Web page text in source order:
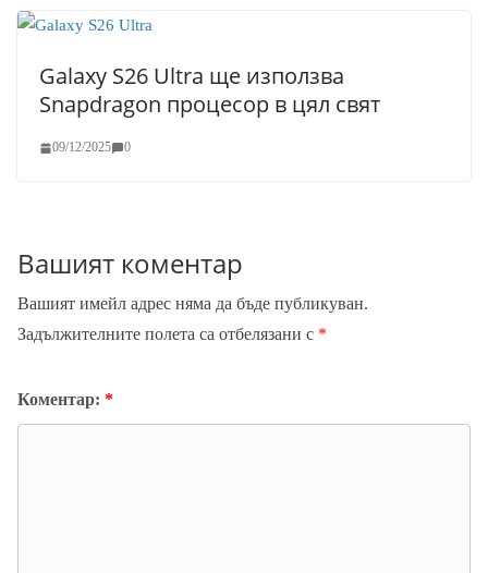
Galaxy S26 Ultra ще използва
Snapdragon процесор в цял свят
09/12/2025 0
Вашият коментар
Вашият имейл адрес няма да бъде публикуван.
Задължителните полета са отбелязани с *
Коментар: *